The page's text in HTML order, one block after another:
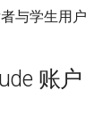
1)
for distributed
SkyCastle
与学生用户
账户